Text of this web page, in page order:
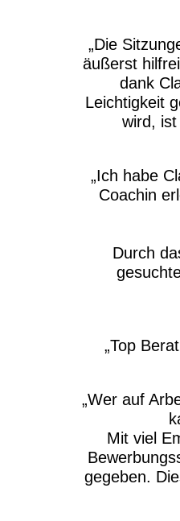
Die
äußerst
dank
Leichtigkeit
wird,
Ich habe
Coachin
Durch
Top
Wer auf
Mit viel
gegeben.